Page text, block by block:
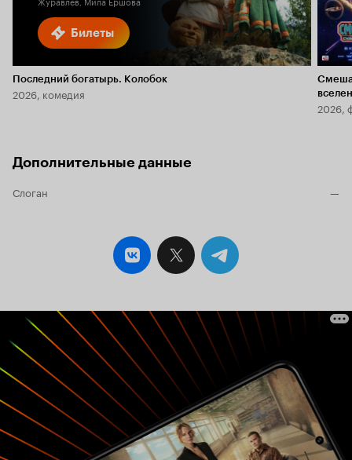
Билеты
Последний богатырь. Колобок
2026, комедия
2026,
Дополнительные данные
Слоган —